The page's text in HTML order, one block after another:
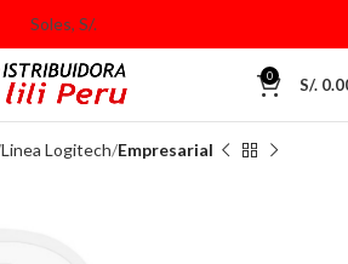
0 S/.
Linea Logitech Empresarial